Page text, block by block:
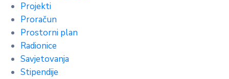
Projekti
Proračun
Prostorni plan
Radionice
Savjetovanja
Stipendije